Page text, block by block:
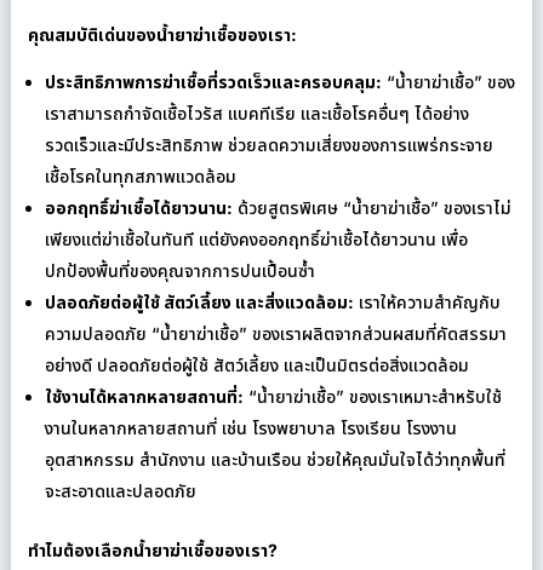
คุณสมบัติเด่นของน้ำยาฆ่าเชื้อของเรา:
ประสิทธิภาพการฆ่าเชื้อที่รวดเร็วและครอบคลุม: “น้ำยาฆ่าเชื้อ” ของ
เราสามารถกำจัดเชื้อไวรัส แบคทีเรีย และเชื้อโรคอื่นๆ ได้อย่าง
รวดเร็วและมีประสิทธิภาพ ช่วยลดความเสี่ยงของการแพร่กระจาย
เชื้อโรคในทุกสภาพแวดล้อม
ออกฤทธิ์ฆ่าเชื้อได้ยาวนาน: ด้วยสูตรพิเศษ “น้ำยาฆ่าเชื้อ” ของเราไม่
เพียงแต่ฆ่าเชื้อในทันที แต่ยังคงออกฤทธิ์ฆ่าเชื้อได้ยาวนาน เพื่อ
ปกป้องพื้นที่ของคุณจากการปนเปื้อนซ้ำ
ปลอดภัยต่อผู้ใช้ สัตว์เลี้ยง และสิ่งแวดล้อม: เราให้ความสำคัญกับ
ความปลอดภัย “น้ำยาฆ่าเชื้อ” ของเราผลิตจากส่วนผสมที่คัดสรรมา
อย่างดี ปลอดภัยต่อผู้ใช้ สัตว์เลี้ยง และเป็นมิตรต่อสิ่งแวดล้อม
ใช้งานได้หลากหลายสถานที่: “น้ำยาฆ่าเชื้อ” ของเราเหมาะสำหรับใช้
งานในหลากหลายสถานที่ เช่น โรงพยาบาล โรงเรียน โรงงาน
อุตสาหกรรม สำนักงาน และบ้านเรือน ช่วยให้คุณมั่นใจได้ว่าทุกพื้นที่
จะสะอาดและปลอดภัย
ทำไมต้องเลือกน้ำยาฆ่าเชื้อของเรา?